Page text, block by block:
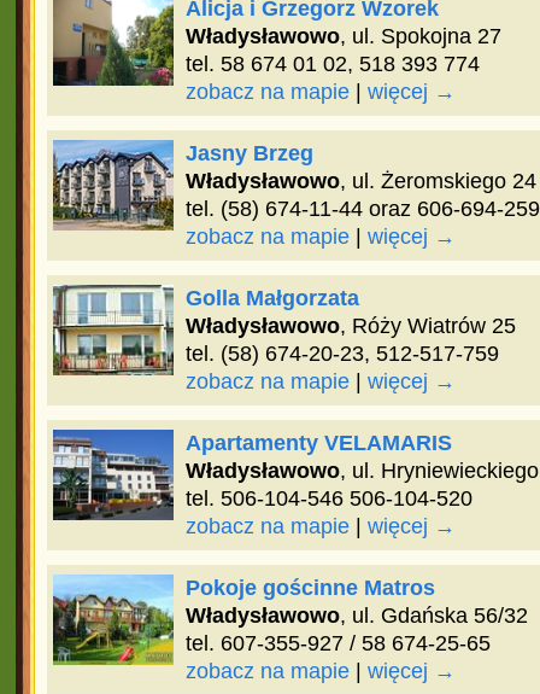
Alicja i Grzegorz Wzorek
Władysławowo, ul. Spokojna 27
tel. 58 674 01 02, 518 393 774
zobacz na mapie| więcej →
Jasny Brzeg
Władysławowo, ul. Żeromskiego 24
tel. (58) 674-11-44 oraz 606-694-259
zobacz na mapie| więcej →
Golla Małgorzata
Władysławowo, Róży Wiatrów 25
tel. (58) 674-20-23, 512-517-759
zobacz na mapie| więcej →
Apartamenty VELAMARIS
Władysławowo, ul.
tel. 506-104-546 506-104-520
zobacz na mapie| więcej →
Pokoje gościnne Matros
Władysławowo, ul. Gdańska 56/32
tel. 607-355-927 / 58 674-25-65
zobacz na mapie| więcej →